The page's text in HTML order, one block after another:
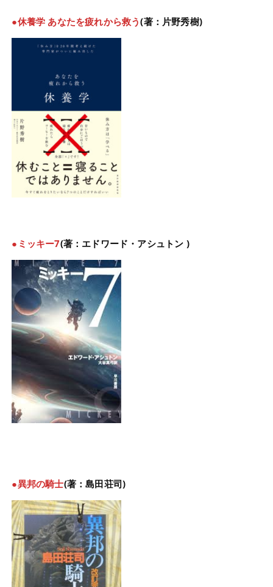
●休養学 あなたを疲れから救う(著：片野秀樹)
●ミッキー7(著：エドワード・アシュトン )
●異邦の騎士(著：島田荘司)